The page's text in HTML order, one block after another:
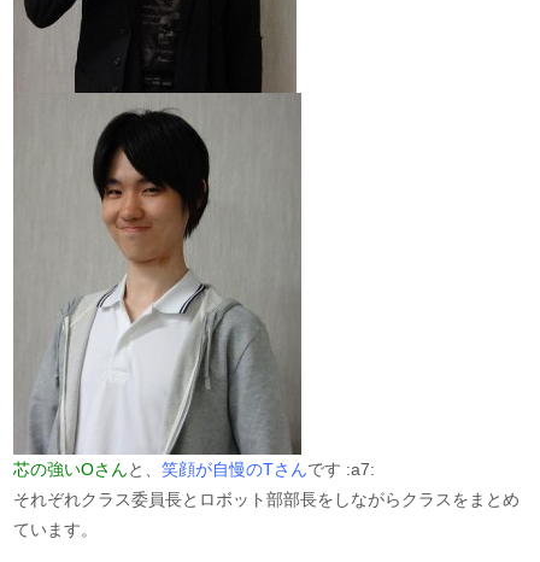
芯の強いOさんと、笑顔が自慢のTさんです :a7:
それぞれクラス委員長とロボット部部長をしながらクラスをまとめ
ています。